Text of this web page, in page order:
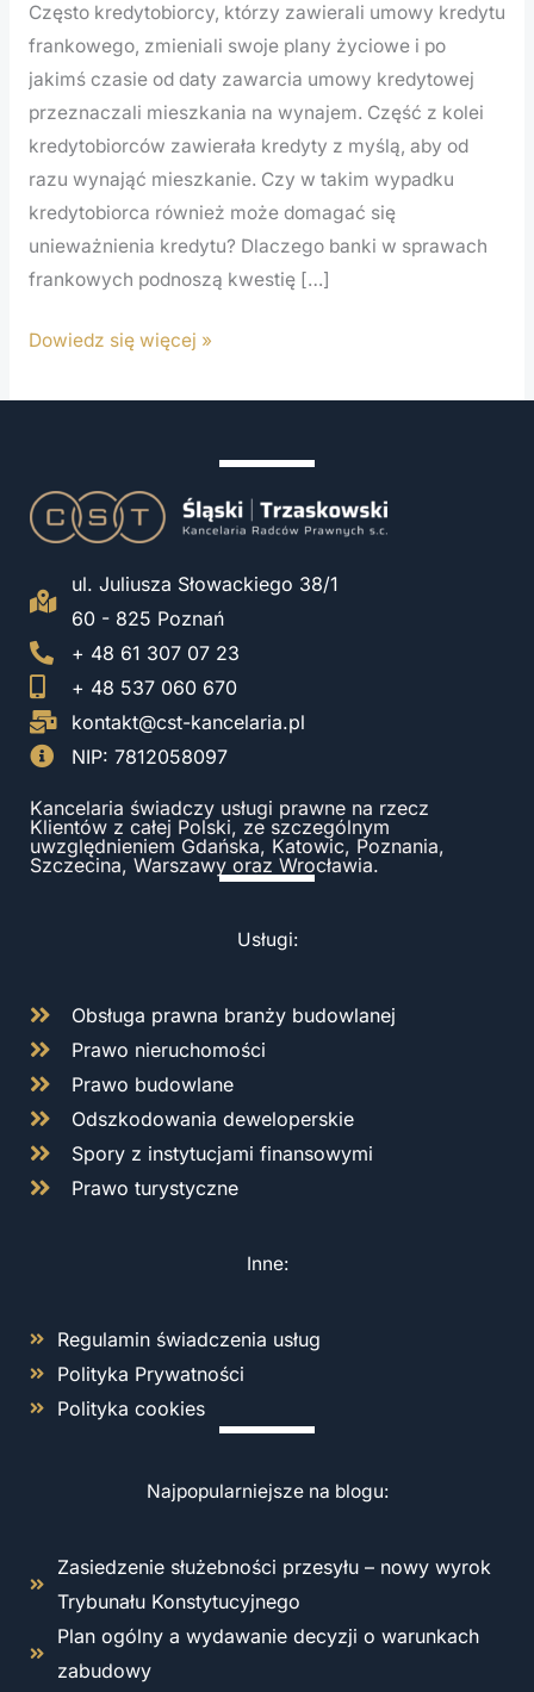
Często kredytobiorcy, którzy zawierali umowy kredytu
frankowego, zmieniali swoje plany życiowe i po
jakimś czasie od daty zawarcia umowy kredytowej
przeznaczali mieszkania na wynajem. Część z kolei
kredytobiorców zawierała kredyty z myślą, aby od
razu wynająć mieszkanie. Czy w takim wypadku
kredytobiorca również może domagać się
unieważnienia kredytu? Dlaczego banki w sprawach
frankowych podnoszą kwestię […]
Dowiedz się więcej »
ul. Juliusza Słowackiego 38/1
60 - 825 Poznań
+ 48 61 307 07 23
+ 48 537 060 670
kontakt@cst-kancelaria.pl
NIP: 7812058097
Kancelaria świadczy usługi prawne na rzecz
Klientów z całej Polski, ze szczególnym
uwzględnieniem Gdańska, Katowic, Poznania,
Szczecina, Warszawy oraz Wrocławia.
Usługi:
Obsługa prawna branży budowlanej
Prawo nieruchomości
Prawo budowlane
Odszkodowania deweloperskie
Spory z instytucjami finansowymi
Prawo turystyczne
Inne:
Regulamin świadczenia usług
Polityka Prywatności
Polityka cookies
Najpopularniejsze na blogu:
Zasiedzenie służebności przesyłu – nowy wyrok
Trybunału Konstytucyjnego
Plan ogólny a wydawanie decyzji o warunkach
zabudowy